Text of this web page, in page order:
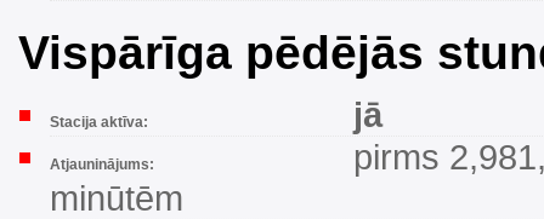
Vispārīga pēdējās
Stacija aktīva: jā
Atjauninājums:
pirms
minūtēm